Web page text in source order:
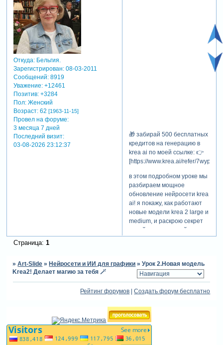
Откуда:Бельгия.
Зарегистрирован: 08-03-2011
Сообщений:8919
Уважение: +12461
Позитив: +3284
Пол:Женский
Возраст:62 [1963-11-15]
Провел на форуме:
3 месяца 7 дней
Последний визит:
03-08-2026 23:12:37
🎁 забирай 500 бесплатных
кредитов на генерацию в
krea ai по моей ссылке: 👉
[https://www.krea.ai/refer/
в этом подробном уроке мы
разбираем мощное
обновление нейросети krea
ai! я покажу, как работают
новые модели krea 2 large и
medium, и раскрою секрет
новой потрясающей
функции — «мудборды»
вы узнаете, как заставить
нейросеть саму
анализировать стиль ваших
любимых картинок и
промпты без вашего
участия! а во второй части
видео мы возьмем
(девушку и льва из
Страница: 1
»Art-Slide » Нейросети и ИИ для графики »Урок 2.Новая модель
Krea2! Делает магию за тебя 🪄
Рейтинг форумов |Создать форум бесплатно